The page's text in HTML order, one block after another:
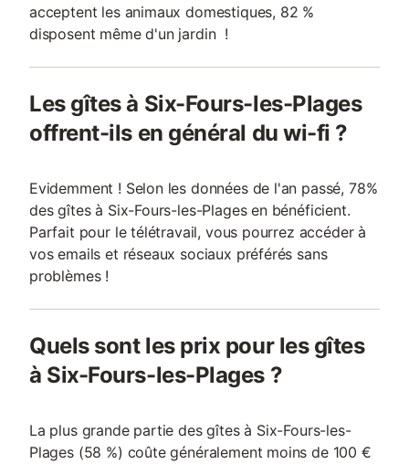
acceptent les animaux domestiques, 82 %
disposent même d'un jardin !
Les gîtes à Six-Fours-les-Plages
offrent-ils en général du wi-fi ?
Evidemment ! Selon les données de l'an passé, 78%
des gîtes à Six-Fours-les-Plages en bénéficient.
Parfait pour le télétravail, vous pourrez accéder à
vos emails et réseaux sociaux préférés sans
problèmes !
Quels sont les prix pour les gîtes
à Six-Fours-les-Plages ?
La plus grande partie des gîtes à Six-Fours-les-
Plages (58 %) coûte généralement moins de 100 €